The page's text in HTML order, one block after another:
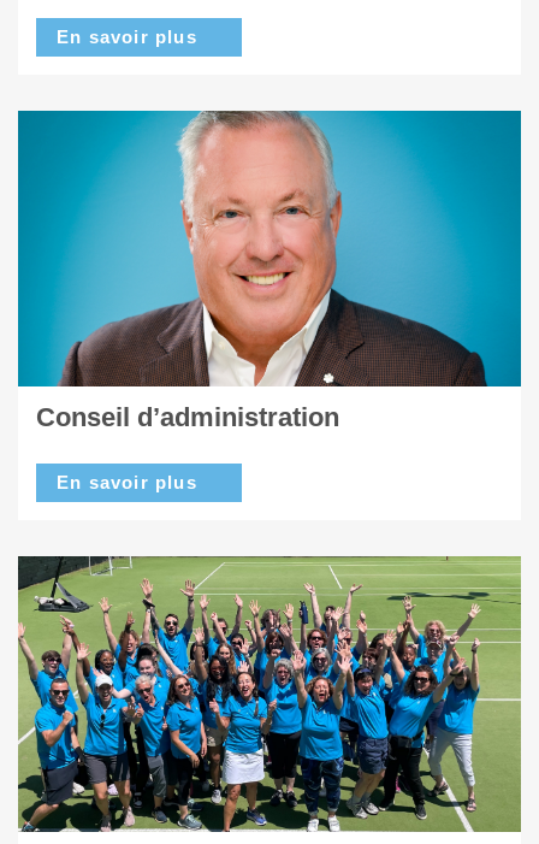
En savoir plus
Conseil d’administration
En savoir plus